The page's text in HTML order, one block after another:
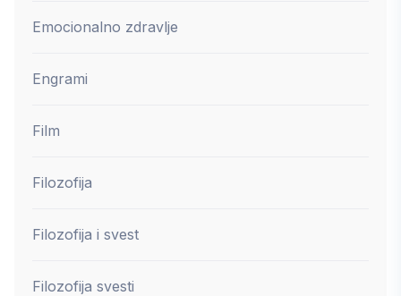
Emocionalno zdravlje
Engrami
Film
Filozofija
Filozofija i svest
Filozofija svesti